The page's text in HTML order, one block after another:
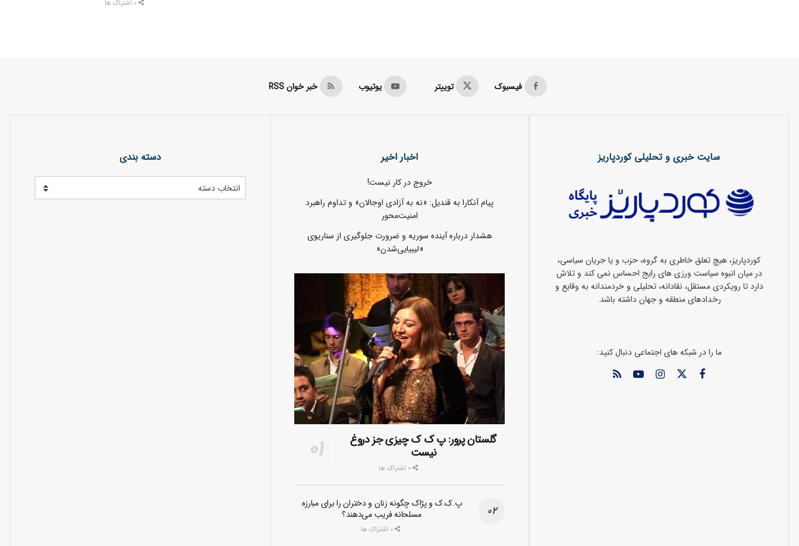
فیسبوک توییتر یوتیوب خبر خوان RSS
سایت خبری و تحلیلی کوردپاریز
کوردپاریز، هیچ تعلق خاطری به گروه، حزب و یا جریان سیاسی،
در میان انبوه سیاست ورزی های رایج احساس نمی کند و تلاش
دارد تا رویکردی مستقل، نقادانه، تحلیلی و خردمندانه به وقایع و
رخدادهای منطقه و جهان داشته باشد.
ما را در شبکه های اجتماعی دنبال کنید:
اخبار اخیر
خروج در کار نیست!
پیام آنکارا به قندیل: «نه به آزادی اوجالان» و تداوم راهبرد
امنیت‌محور
هشدار درباره آینده سوریه و ضرورت جلوگیری از سناریوی
«لیبیایی‌شدن»
گلستان پرور: پ ک ک چیزی جز دروغ
نیست
0 اشتراک ها
پ.ک.ک و پژاک چگونه زنان و دختران را برای مبارزه
مسلحانه فریب می‌دهند؟
0 اشتراک ها
دسته بندی
انتخاب دسته